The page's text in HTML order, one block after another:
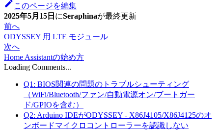
このページを編集
2025年5月15日 にSeraphinaが最終更新
前へ
ODYSSEY 用 LTE モジュール
次へ
Home Assistantの始め方
Loading Comments...
Q1: BIOS関連の問題のトラブルシューティング
（WiFi/Bluetooth/ファン/自動電源オン/ブートガー
ド/GPIOを含む）
Q2: Arduino IDEがODYSSEY - X86J4105/X86J4125のオ
ンボードマイクロコントローラーを認識しない